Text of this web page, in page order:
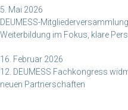
5. Mai 2026
DEUMESS-
Weiterbildung im Fokus, klare
16. Februar 2026
12. DEUMESS Fachkongress
neuen Partnerschaften